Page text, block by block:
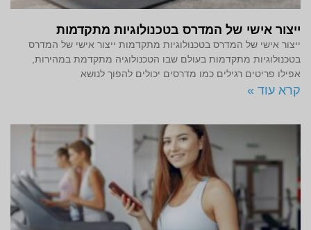
ייצור אישי של המדרס בטכנולוגיות מתקדמות
ייצור אישי של המדרס בטכנולוגיות מתקדמות ייצור אישי של המדרס
בטכנולוגיות מתקדמות בעולם שבו הטכנולוגיה מתקדמת במהירות,
אפילו פריטים רגילים כמו מדרסים יכולים להפוך לנושא
קרא עוד »